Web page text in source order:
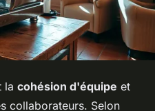
la cohésion d'équipe et
collaborateurs. Selon